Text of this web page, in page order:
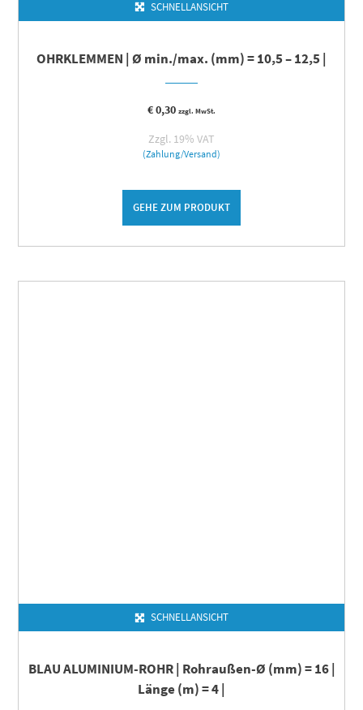
SCHNELLANSICHT
OHRKLEMMEN | Ø min./max. (mm) = 10,5 – 12,5 |
€0,30 zzgl. MwSt.
Zzgl. 19% VAT
(Zahlung/Versand)
GEHE ZUM PRODUKT
SCHNELLANSICHT
BLAU ALUMINIUM-ROHR | Rohraußen-Ø (mm) = 16 |
Länge (m) = 4 |